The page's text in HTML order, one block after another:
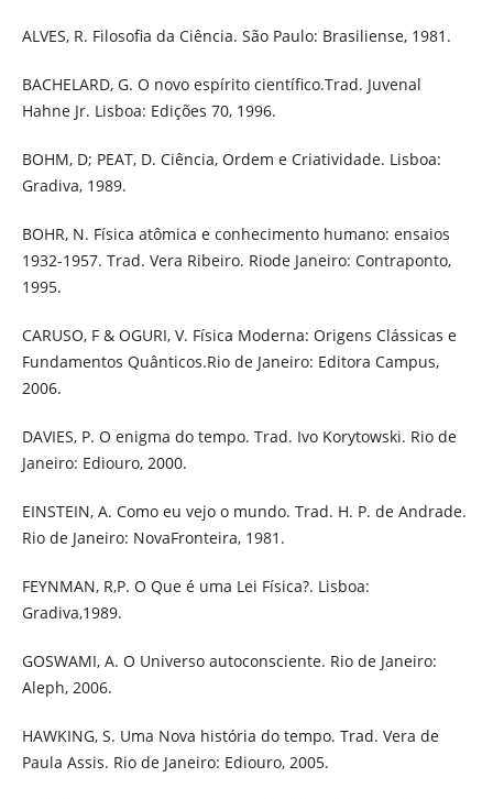
ALVES, R. Filosofia da Ciência. São Paulo: Brasiliense, 1981.
BACHELARD, G. O novo espírito científico.Trad. Juvenal
Hahne Jr. Lisboa: Edições 70, 1996.
BOHM, D; PEAT, D. Ciência, Ordem e Criatividade. Lisboa:
Gradiva, 1989.
BOHR, N. Física atômica e conhecimento humano: ensaios
1932-1957. Trad. Vera Ribeiro. Riode Janeiro: Contraponto,
1995.
CARUSO, F & OGURI, V. Física Moderna: Origens Clássicas e
Fundamentos Quânticos.Rio de Janeiro: Editora Campus,
2006.
DAVIES, P. O enigma do tempo. Trad. Ivo Korytowski. Rio de
Janeiro: Ediouro, 2000.
EINSTEIN, A. Como eu vejo o mundo. Trad. H. P. de Andrade.
Rio de Janeiro: NovaFronteira, 1981.
FEYNMAN, R,P. O Que é uma Lei Física?. Lisboa:
Gradiva,1989.
GOSWAMI, A. O Universo autoconsciente. Rio de Janeiro:
Aleph, 2006.
HAWKING, S. Uma Nova história do tempo. Trad. Vera de
Paula Assis. Rio de Janeiro: Ediouro, 2005.